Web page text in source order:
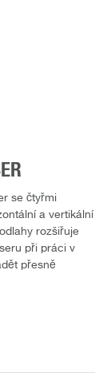
se čtyřmi
a vertikální
rozšiřuje
při práci v
přesně